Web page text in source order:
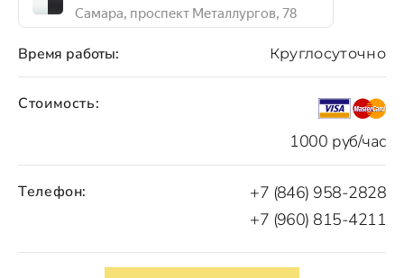
Стоимость:
1000 руб/час
Время работы: Круглосуточно
Телефон:
+7 (846) 958-2828
+7 (960) 815-4211
Самара, проспект Металлургов, 78